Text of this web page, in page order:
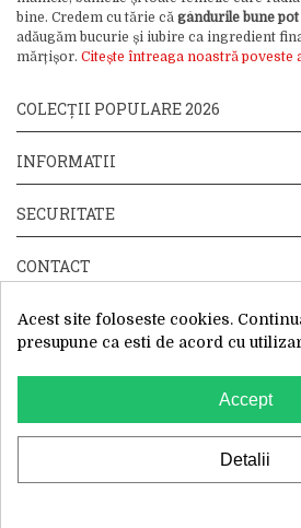
bine. Credem cu tărie că gândurile bune
adăugăm bucurie și iubire ca ingredient
mărțișor. Citește întreaga noastră poveste
COLECȚII POPULARE 2026
INFORMATII
SECURITATE
CONTACT
Website operat de: Primavara in dar SRL,
Com: J2025066115002, Sediu Social:Sos.
Acest site foloseste cookies.
presupune ca esti de acord cu
Accept
Detalii